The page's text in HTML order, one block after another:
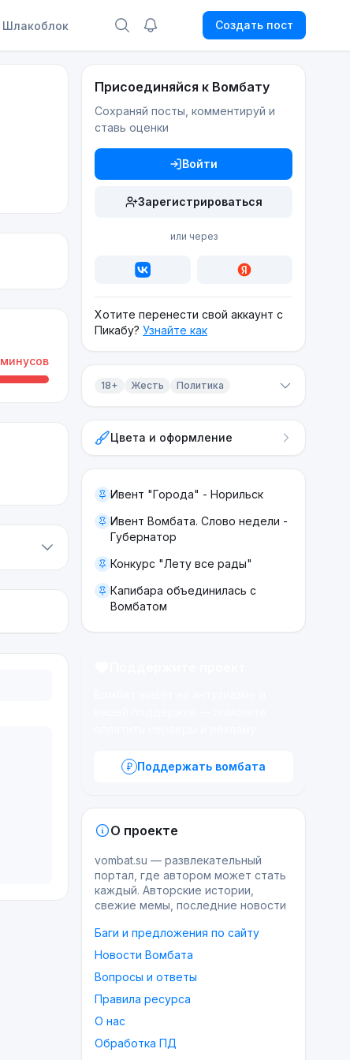
Шлакоблок Создать пост
минусов
Присоединяйся к Вомбату
Сохраняй посты, комментируй и
ставь оценки
Войти
Зарегистрироваться
или через
Хотите перенести свой аккаунт с
Пикабу? Узнайте как
18+ Жесть Политика
ЖестьЦвета и оформление
Ивент "Города" - Норильск
Ивент Вомбата. Слово недели -
Губернатор
Конкурс "Лету все рады"
Капибара объединилась с
Вомбатом
Поддержать вомбата
О проекте
vombat.su — развлекательный
портал, где автором может стать
каждый. Авторские истории,
свежие мемы, последние новости
Баги и предложения по сайту
Новости Вомбата
Вопросы и ответы
Правила ресурса
О нас
Обработка ПД